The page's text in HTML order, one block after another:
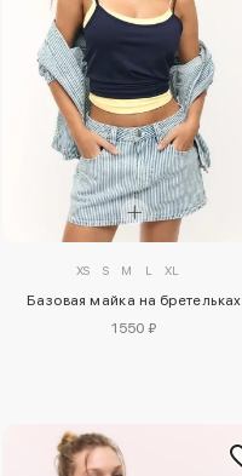
XS S M L XL
Базовая майка на бретельках
1550 ₽